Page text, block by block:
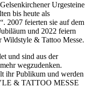
Urgesteine
bis heute als
2007 feierten sie auf dem
und 2022 feiern
Wildstyle & Tattoo Messe.
und sind aus der
wegzudenken.
ihr Publikum und werden
& TATTOO MESSE